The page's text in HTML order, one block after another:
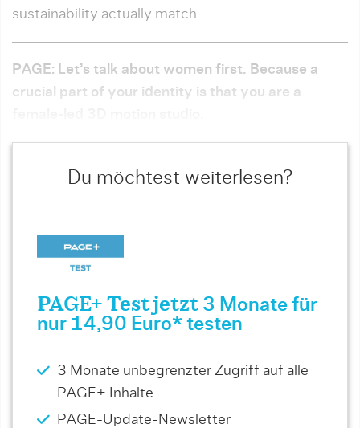
sustainability actually match.
PAGE: Let’s talk about women first. Because a
crucial part of your identity is that you are a
Du möchtest weiterlesen?
PAGE+ Test jetzt 3 Monate für
nur 14,90 Euro* testen
3 Monate unbegrenzter Zugriff auf alle
PAGE+ Inhalte
PAGE-Update-Newsletter